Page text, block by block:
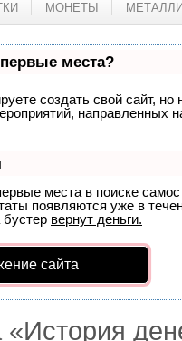
МОНЕТЫ
места?
создать свой сайт,
направленных
места в поиске
появляются уже в
бустер вернут деньги.
сайта
«История